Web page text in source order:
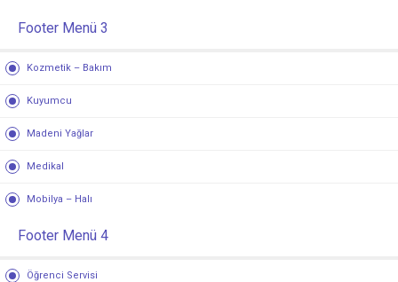
Footer Menü 3
Kozmetik – Bakım
Kuyumcu
Madeni Yağlar
Medikal
Mobilya – Halı
Footer Menü 4
Öğrenci Servisi